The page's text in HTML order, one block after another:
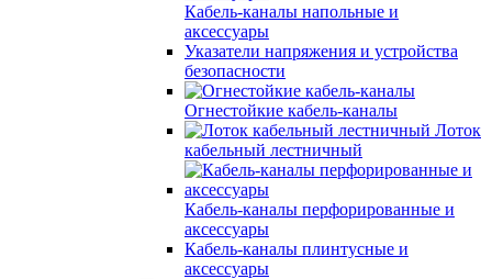
Кабель-каналы напольные и
аксессуары
Указатели напряжения и устройства
безопасности
Огнестойкие кабель-каналы
Лоток
кабельный лестничный
Кабель-каналы перфорированные и
аксессуары
Кабель-каналы плинтусные и
аксессуары